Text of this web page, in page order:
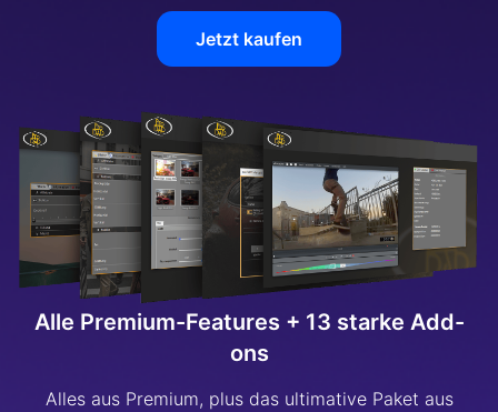
Jetzt kaufen
Alle Premium-Features + 13 starke Add-
ons
Alles aus Premium, plus das ultimative Paket aus